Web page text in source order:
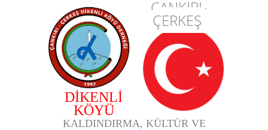
ÇANKIRI-
ÇERKEŞ
DİKENLİ
KÖYÜ
KALDINDIRMA, KÜLTÜR VE